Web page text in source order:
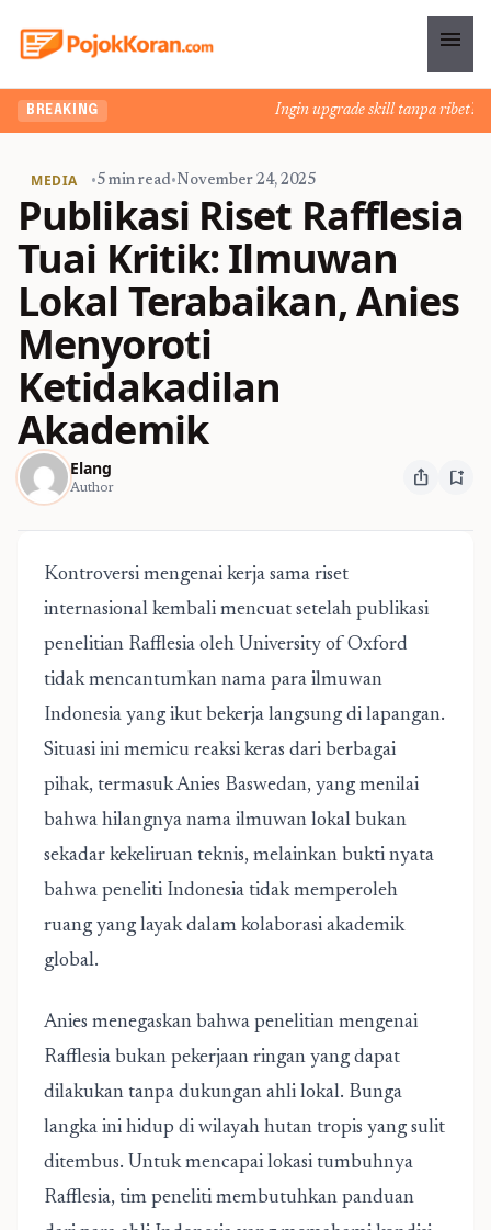
menu
BREAKING Ingin upgrade skill tanpa ribet?
MEDIA •5 min read•November 24, 2025
Publikasi Riset Rafflesia
Tuai Kritik: Ilmuwan
Lokal Terabaikan, Anies
Menyoroti
Ketidakadilan
Akademik
Elang
Author ios_share bookmark_add
Kontroversi mengenai kerja sama riset
internasional kembali mencuat setelah publikasi
penelitian Rafflesia oleh University of Oxford
tidak mencantumkan nama para ilmuwan
Indonesia yang ikut bekerja langsung di lapangan.
Situasi ini memicu reaksi keras dari berbagai
pihak, termasuk Anies Baswedan, yang menilai
bahwa hilangnya nama ilmuwan lokal bukan
sekadar kekeliruan teknis, melainkan bukti nyata
bahwa peneliti Indonesia tidakmemperoleh
ruang yang layak dalam kolaborasi akademik
global.
Anies menegaskan bahwa penelitian mengenai
Rafflesia bukan pekerjaan ringan yang dapat
dilakukan tanpa dukungan ahli lokal. Bunga
langka ini hidup di wilayah hutan tropis yang sulit
ditembus. Untuk mencapai lokasi tumbuhnya
Rafflesia, tim peneliti membutuhkan panduan